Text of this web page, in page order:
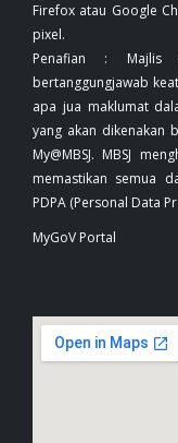
Firefox atau Google
pixel.
Penafian : Majlis
bertanggungjawab
apa jua maklumat
yang akan dikenakan
My@MBSJ. MBSJ
memastikan semua
PDPA (Personal Data
MyGoV Portal